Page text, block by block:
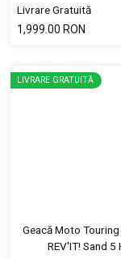
Livrare Gratuită
1,999.00 RON
LIVRARE GRATUITĂ
Geacă Moto
REV'IT! Sand 5